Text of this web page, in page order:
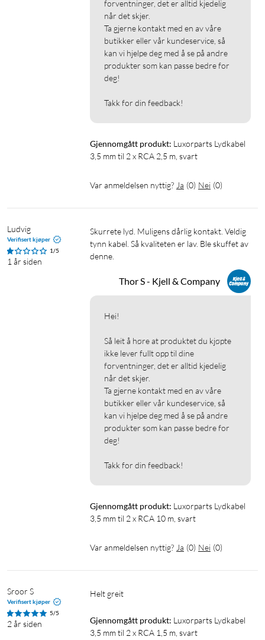
forventninger, det er alltid kjedelig
når det skjer.
Ta gjerne kontakt med en av våre
butikker eller vår kundeservice, så
kan vi hjelpe deg med å se på andre
produkter som kan passe bedre for
deg!
Takk for din feedback!
Gjennomgått produkt: Luxorparts Lydkabel
3,5 mm til 2 x RCA 2,5 m, svart
Var anmeldelsen nyttig? Ja (0) Nei (0)
Ludvig
Verifisert kjøper
1/5
1 år siden
Skurrete lyd. Muligens dårlig kontakt. Veldig
tynn kabel. Så kvaliteten er lav. Ble skuffet av
denne.
Thor S - Kjell & Company
Hei!
Så leit å høre at produktet du kjøpte
ikke lever fullt opp til dine
forventninger, det er alltid kjedelig
når det skjer.
Ta gjerne kontakt med en av våre
butikker eller vår kundeservice, så
kan vi hjelpe deg med å se på andre
produkter som kan passe bedre for
deg!
Takk for din feedback!
Gjennomgått produkt: Luxorparts Lydkabel
3,5 mm til 2 x RCA 10 m, svart
Var anmeldelsen nyttig? Ja (0) Nei (0)
Sroor S
Verifisert kjøper
5/5
2 år siden
Helt greit
Gjennomgått produkt: Luxorparts Lydkabel
3,5 mm til 2 x RCA 1,5 m, svart